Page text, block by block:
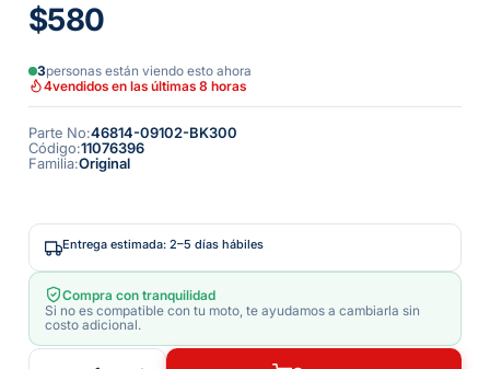
$580
3personas están viendo esto ahora
4vendidos en las últimas 8 horas
Parte No:46814-09102-BK300
Código:11076396
Familia:Original
Entrega estimada: 2–5 días hábiles
Compra con tranquilidad
Si no es compatible con tu moto, te ayudamos a cambiarla sin
costo adicional.